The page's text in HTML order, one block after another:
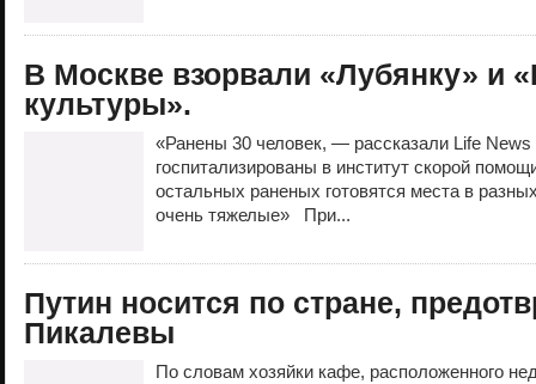
В Москве взорвали «Лубянку» и
культуры».
«Ранены 30 человек, — рассказали Life
госпитализированы в институт скорой
остальных раненых готовятся места в
очень тяжелые» При...
Путин носится по стране,
Пикалевы
По словам хозяйки кафе, расположенного